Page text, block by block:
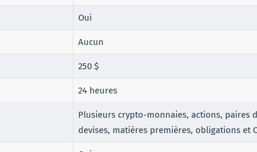
Oui
Aucun
250 $
24 heures
Plusieurs crypto-monnaies, actions, paires
devises, matières premières, obligations et